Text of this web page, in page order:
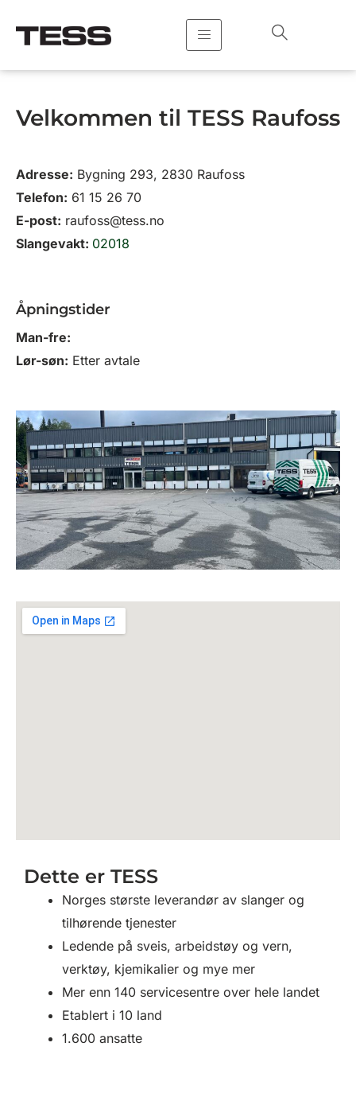
rett
Velkommen til TESS Raufoss
Adresse: Bygning 293, 2830 Raufoss
Telefon: 61 15 26 70
E-post: raufoss@tess.no
Slangevakt: 02018
Åpningstider
Man-fre:
Lør-søn: Etter avtale
Dette er TESS
Norges største leverandør av slanger og
tilhørende tjenester
Ledende på sveis, arbeidstøy og vern,
verktøy, kjemikalier og mye mer
Mer enn 140 servicesentre over hele landet
Etablert i 10 land
1.600 ansatte